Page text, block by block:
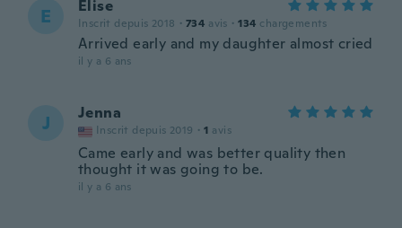
E Elise
Inscrit depuis 2018 · 734 avis · 134 chargements
Arrived early and my daughter almost cried
il y a 6 ans
J Jenna
Inscrit depuis 2019 · 1 avis
Came early and was better quality then
thought it was going to be.
il y a 6 ans